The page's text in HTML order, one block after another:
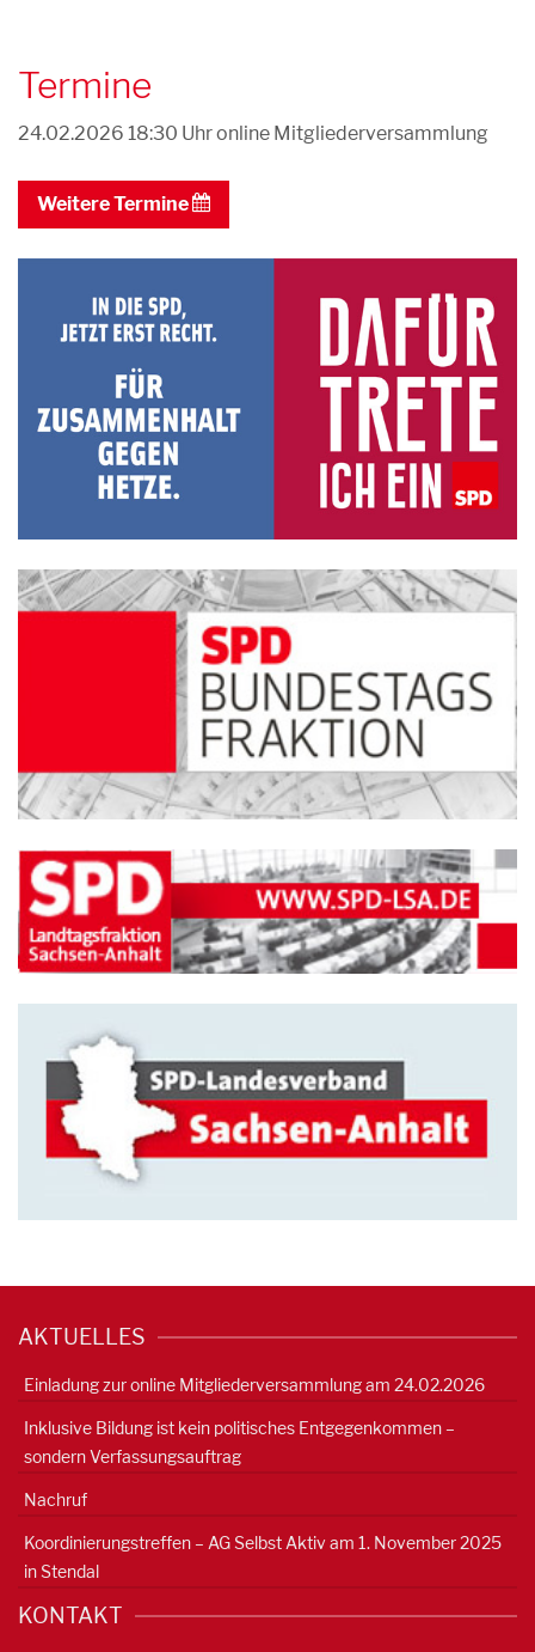
Termine
24.02.2026 18:30 Uhronline Mitgliederversammlung
Weitere Termine
AKTUELLES
Einladung zur online Mitgliederversammlung am 24.02.2026
Inklusive Bildung ist kein politisches Entgegenkommen –
sondern Verfassungsauftrag
Nachruf
Koordinierungstreffen – AG Selbst Aktiv am 1. November 2025
in Stendal
KONTAKT